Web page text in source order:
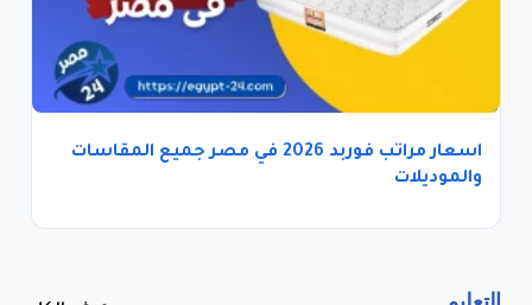
اسعار مراتب فوربد 2026 في مصر جميع المقاسات
والموديلات